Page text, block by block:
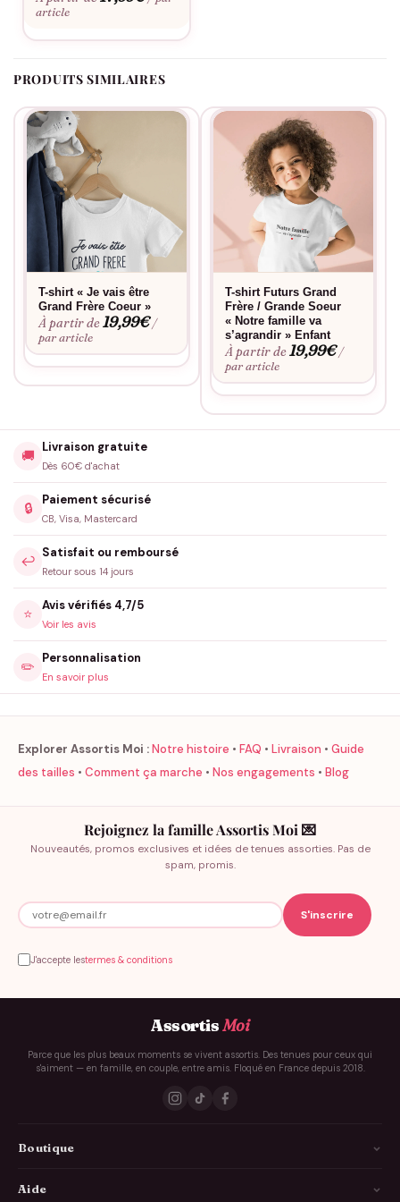
optimal jour après jour.
article
PRODUITS SIMILAIRES
T-shirt « Je vais être
Grand Frère Coeur »
À partir de19,99€ /
par article
T-shirt Futurs Grand
Frère / Grande Soeur
« Notre famille va
s’agrandir » Enfant
À partir de19,99€ /
par article
🚚
Livraison gratuite
Dès 60€ d'achat
🔒
Paiement sécurisé
CB, Visa, Mastercard
↩️
Satisfait ou remboursé
Retour sous 14 jours
⭐
Avis vérifiés 4,7/5
Voir les avis
✏️
Personnalisation
En savoir plus
Explorer Assortis Moi :Notre histoire • FAQ • Livraison • Guide
des tailles • Comment ça marche • Nos engagements • Blog
Rejoignez la famille Assortis Moi 💌
Nouveautés, promos exclusives et idées de tenues assorties. Pas de
spam, promis.
J'accepte lestermes & conditions
AssortisMoi
Parce que les plus beaux moments se vivent assortis. Des tenues pour ceux qui
s'aiment — en famille, en couple, entre amis. Floqué en France depuis 2018.
Boutique
Aide